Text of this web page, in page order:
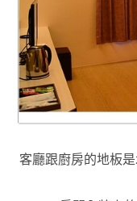
客廳跟廚房的地板